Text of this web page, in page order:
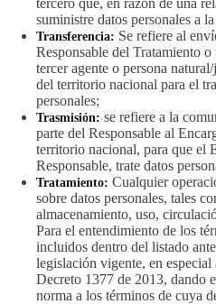
suministre datos personales a
Transferencia: Se refiere al
Responsable del Tratamiento
tercer agente o persona
del territorio nacional para el
personales;
Trasmisión: se refiere a la
parte del Responsable al
territorio nacional, para que el
Responsable, trate datos
Tratamiento: Cualquier
sobre datos personales, tales
almacenamiento, uso,
Para el entendimiento de los
incluidos dentro del listado
legislación vigente, en
Decreto 1377 de 2013, dando
norma a los términos de cuya